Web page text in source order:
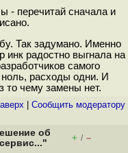
перечитай сначала и
Так задумано. Именно
инк радостно выгнала на
самого
ноль, расходы одни. И
то чему замены нет.
Cообщить модератору
об
+ / –